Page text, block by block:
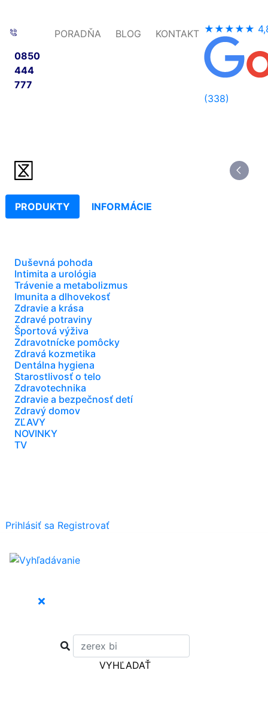
0850
444
777
PORADŇA BLOG KONTAKT ★★★★★
(338)
PRODUKTY INFORMÁCIE
Duševná pohoda
Intimita a urológia
Trávenie a metabolizmus
Imunita a dlhovekosť
Zdravie a krása
Zdravé potraviny
Športová výživa
Zdravotnícke pomôcky
Zdravá kozmetika
Dentálna hygiena
Starostlivosť o telo
Zdravotechnika
Zdravie a bezpečnosť detí
Zdravý domov
ZĽAVY
NOVINKY
TV
Prihlásiť sa Registrovať
VYHĽADAŤ